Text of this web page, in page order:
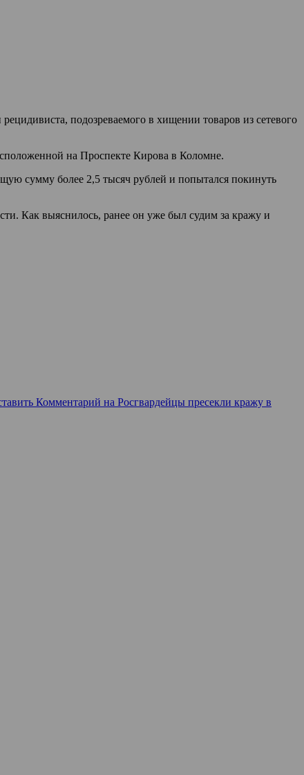
подозреваемого в хищении товаров из сетевого
на Проспекте Кирова в Коломне.
сумму более 2,5 тысяч рублей и попытался покинуть
Как выяснилось, ранее он уже был судим за кражу и
Комментарий на Росгвардейцы пресекли кражу в